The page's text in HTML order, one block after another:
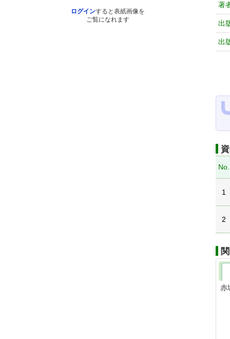
ログインすると表紙画像を
ご覧になれます
著
出
出
No.
1
2
赤